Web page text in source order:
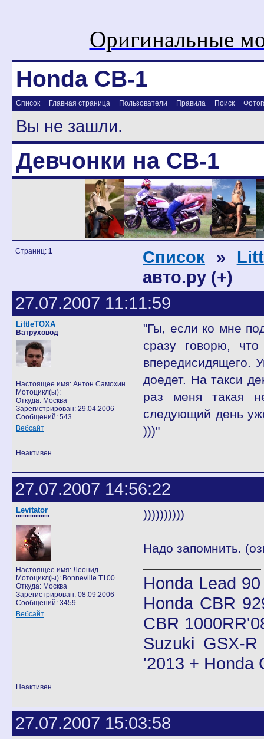
Оригинальные
Honda CB-1
Список Главная страница Пользователи Правила Поиск
Вы не зашли.
Девчонки на CB-1
Страниц: 1 Список »
авто.ру (+)
27.07.2007 11:11:59
LittleTOXA
Ватруховод
Настоящее имя: Антон Самохин
Мотоцикл(ы):
Откуда: Москва
Зарегистрирован: 29.04.2006
Сообщений: 543
Вебсайт
"Гы, если ко мне
сразу говорю,
впередисидящего.
доедет. На такси
раз меня такая
следующий день
)))"
Неактивен
27.07.2007 14:56:22
Levitator
'''''''''''''''''''
Настоящее имя: Леонид
Мотоцикл(ы): Bonneville T100
Откуда: Москва
Зарегистрирован: 08.09.2006
Сообщений: 3459
Вебсайт
))))))))))
Надо запомнить.
Honda Lead
Honda CBR
CBR
Suzuki GSX-
'2013 + Honda
Неактивен
27.07.2007 15:03:58